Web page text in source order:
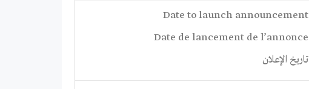
Date to launch announcement
Date de lancement de l’annonce
تاريخ الإعلان